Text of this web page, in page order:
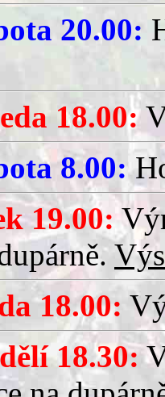
20.00:
18.00:
8.00:
19.00:
18.00:
18.30: